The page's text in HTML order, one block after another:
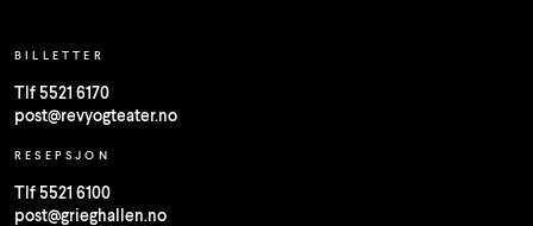
BILLETTER
Tlf 5521 6170
post@revyogteater.no
RESEPSJON
Tlf 5521 6100
post@grieghallen.no